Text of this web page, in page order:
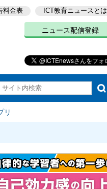
料金表 ICT教育ニュースとは
ニュース配信登録
リ